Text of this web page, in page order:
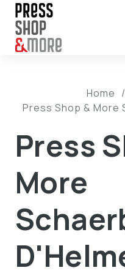
Home /
Press Shop & More
Press
More